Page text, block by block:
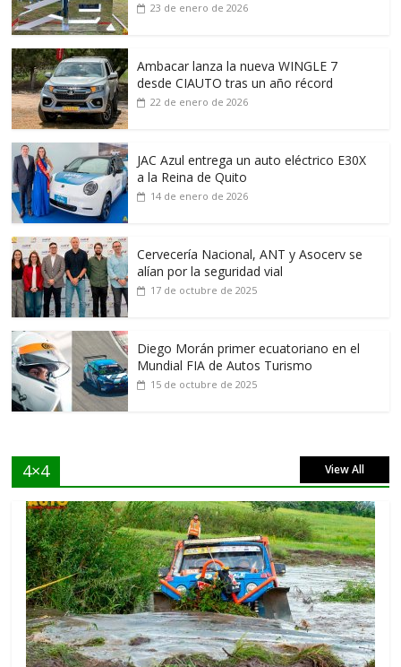
23 de enero de 2026
Ambacar lanza la nueva WINGLE 7
desde CIAUTO tras un año récord
22 de enero de 2026
JAC Azul entrega un auto eléctrico E30X
a la Reina de Quito
14 de enero de 2026
Cervecería Nacional, ANT y Asocerv se
alían por la seguridad vial
17 de octubre de 2025
Diego Morán primer ecuatoriano en el
Mundial FIA de Autos Turismo
15 de octubre de 2025
4×4 View All